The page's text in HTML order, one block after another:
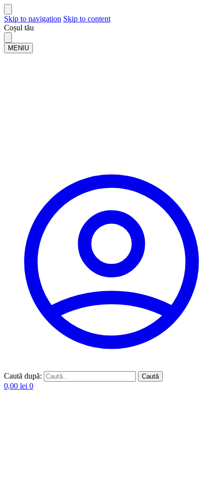
Skip to navigation Skip to content
Coșul tău
MENIU
Caută după: Caută
0,00 lei 0